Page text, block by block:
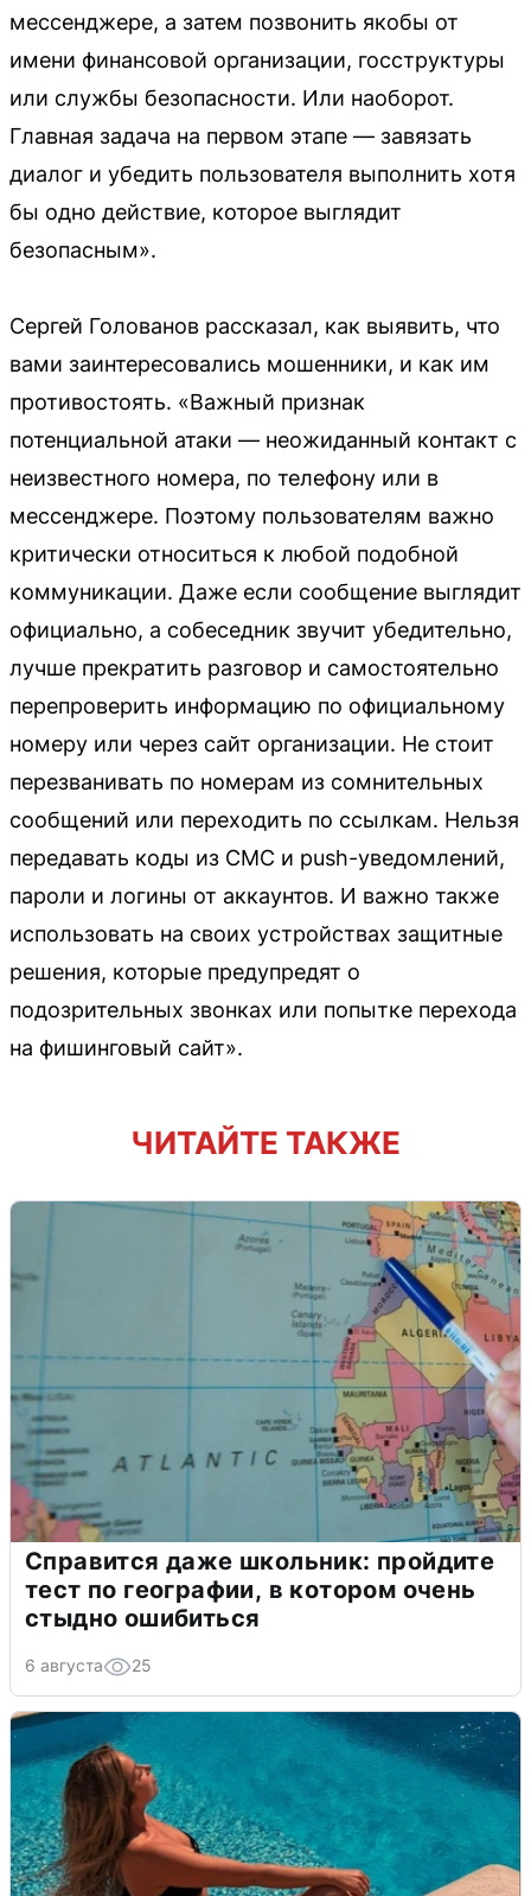
мессенджере, а затем позвонить якобы от
имени финансовой организации, госструктуры
или службы безопасности. Или наоборот.
Главная задача на первом этапе — завязать
диалог и убедить пользователя выполнить хотя
бы одно действие, которое выглядит
безопасным».
Сергей Голованов рассказал, как выявить, что
вами заинтересовались мошенники, и как им
противостоять. «Важный признак
потенциальной атаки — неожиданный контакт с
неизвестного номера, по телефону или в
мессенджере. Поэтому пользователям важно
критически относиться к любой подобной
коммуникации. Даже если сообщение выглядит
официально, а собеседник звучит убедительно,
лучше прекратить разговор и самостоятельно
перепроверить информацию по официальному
номеру или через сайт организации. Не стоит
перезванивать по номерам из сомнительных
сообщений или переходить по ссылкам. Нельзя
передавать коды из СМС и push-уведомлений,
пароли и логины от аккаунтов. И важно также
использовать на своих устройствах защитные
решения, которые предупредят о
подозрительных звонках или попытке перехода
на фишинговый сайт».
ЧИТАЙТЕ ТАКЖЕ
Справится даже школьник: пройдите
тест по географии, в котором очень
стыдно ошибиться
6 августа 25